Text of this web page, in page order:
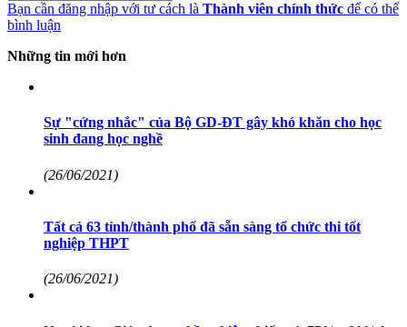
Bạn cần đăng nhập với tư cách là Thành viên chính thức để có thể
bình luận
Những tin mới hơn
Sự "cứng nhắc" của Bộ GD-ĐT gây khó khăn cho học
sinh đang học nghề
(26/06/2021)
Tất cả 63 tỉnh/thành phố đã sẵn sàng tổ chức thi tốt
nghiệp THPT
(26/06/2021)